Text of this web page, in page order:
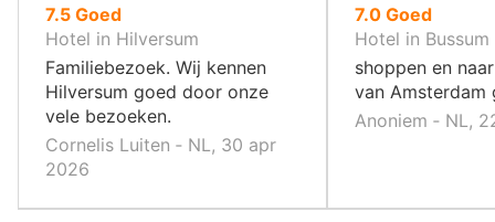
7.5uit
10
,
Goed
Hotel in Hilversum
Familiebezoek. Wij kennen
Hilversum goed door onze
vele bezoeken.
Cornelis Luiten ‐ NL, 30 apr
2026
7.0uit
10
,
Goed
Hotel in Bussum
shoppen en
van Amsterdam
Anoniem ‐ NL,